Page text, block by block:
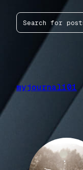
検
索
myjournal101